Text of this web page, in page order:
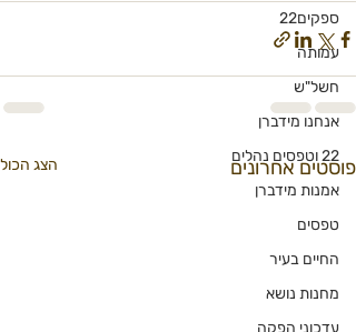
ספקים22
עמותה
חשל"ש
אנחנו מידברן
22 וטפסים נהלים
אמנות מידברן
טפסים
החיים בעיר
מחנות נושא
עדכוני הפקה
פוסטים אחרונים הצג הכול